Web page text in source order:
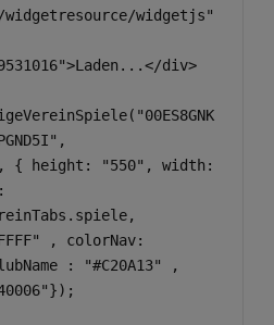
widgetjs"
div>
{ height: "550", width:
, colorNav:
: "#C20A13" ,